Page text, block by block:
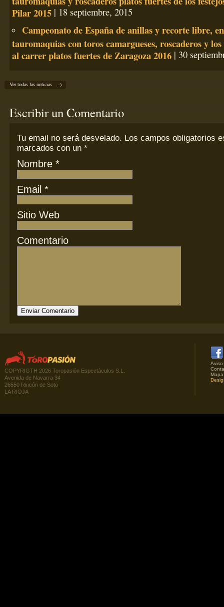
Pilar 2015| 18 septiembre, 2015
Campeonato de España de anillas y recorte libre,
tauromaquias con toros camargueses, roscaderos y los
al carrer platos fuertes de Zaragoza 2016| 30
Ver todas las noticias
Escribir un Comentario
Tu email noserá desvelado. Los campos obligatorios
marcados con un *
Nombre *
Email *
Sitio Web
Comentario
COPYRIGTH 2026 Toropasión Espectáculos S.L.
Avenida de Navarra 34
26550 Rincón de Soto
LA RIOJA